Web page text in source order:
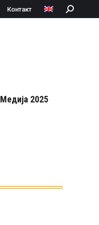
Контакт Search:
Медија 2025